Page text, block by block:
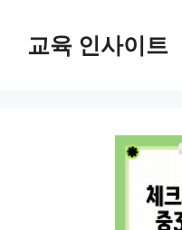
교육 인사이트